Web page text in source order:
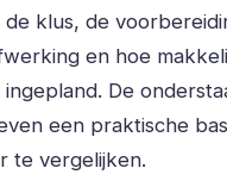
de klus, de
en hoe
De
een praktische
te vergelijken.